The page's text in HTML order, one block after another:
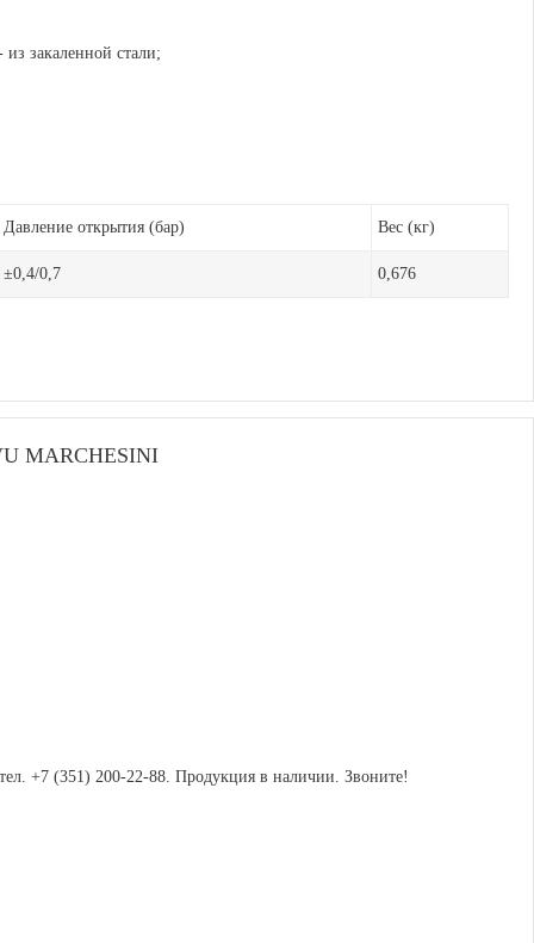
закаленной стали;
Давление открытия (бар) Вес (кг)
±0,4/0,7 0,676
+7 (351) 200-22-88. Продукция в наличии. Звоните!